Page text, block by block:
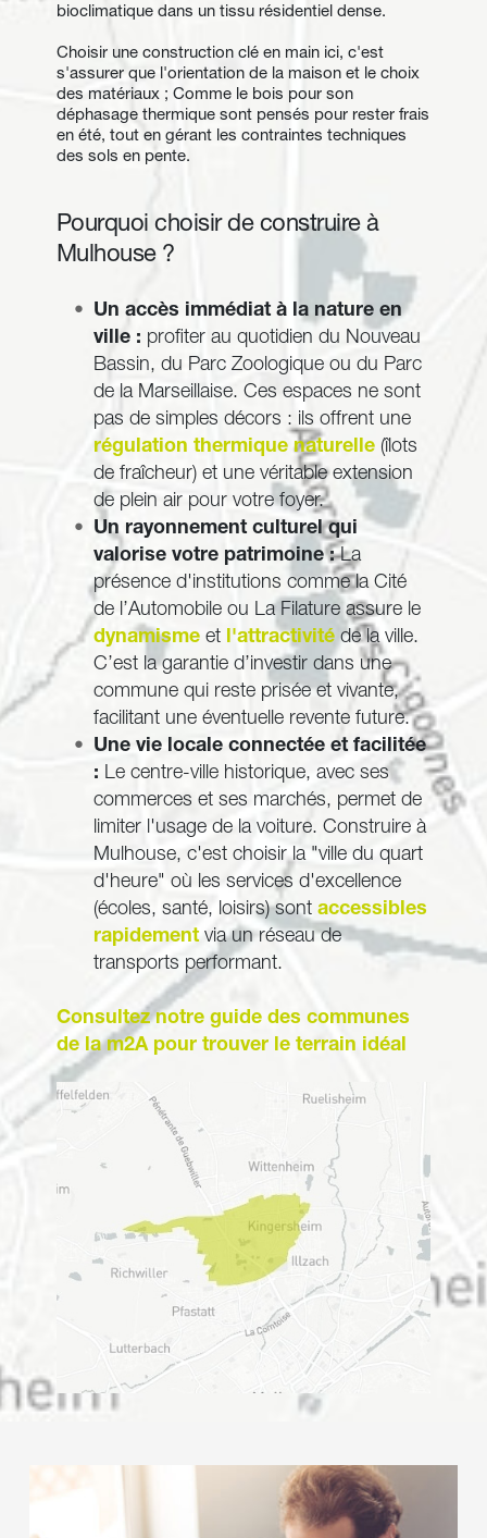
bioclimatique dans un tissu résidentiel dense.
Choisir une construction clé en main ici, c'est
s'assurer que l'orientation de la maison et le choix
des matériaux ; Comme le bois pour son
déphasage thermique sont pensés pour rester frais
en été, tout en gérant les contraintes techniques
des sols en pente.
Pourquoi choisir de construire à
Mulhouse ?
Un accès immédiat à la nature en
ville : profiter au quotidien du Nouveau
Bassin, du Parc Zoologique ou du Parc
de la Marseillaise. Ces espaces ne sont
pas de simples décors : ils offrent une
régulation thermique naturelle (îlots
de fraîcheur) et une véritable extension
de plein air pour votre foyer.
Un rayonnement culturel qui
valorise votre patrimoine : La
présence d'institutions comme la Cité
de l’Automobile ou La Filature assure le
dynamisme et l'attractivité de la ville.
C’est la garantie d’investir dans une
commune qui reste prisée et vivante,
facilitant une éventuelle revente future.
Une vie locale connectée et facilitée
: Le centre-ville historique, avec ses
commerces et ses marchés, permet de
limiter l'usage de la voiture. Construire à
Mulhouse, c'est choisir la "ville du quart
d'heure" où les services d'excellence
(écoles, santé, loisirs) sont accessibles
rapidement via un réseau de
transports performant.
Consultez notre guide des communes
de la m2A pour trouver le terrain idéal